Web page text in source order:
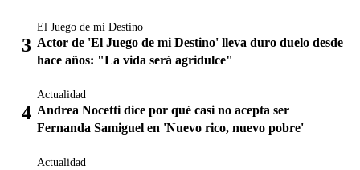
El Juego de mi Destino
Actor de 'El Juego de mi Destino' lleva duro duelo desde
hace años: "La vida será agridulce"
Actualidad
Andrea Nocetti dice por qué casi no acepta ser
Fernanda Samiguel en 'Nuevo rico, nuevo pobre'
Actualidad